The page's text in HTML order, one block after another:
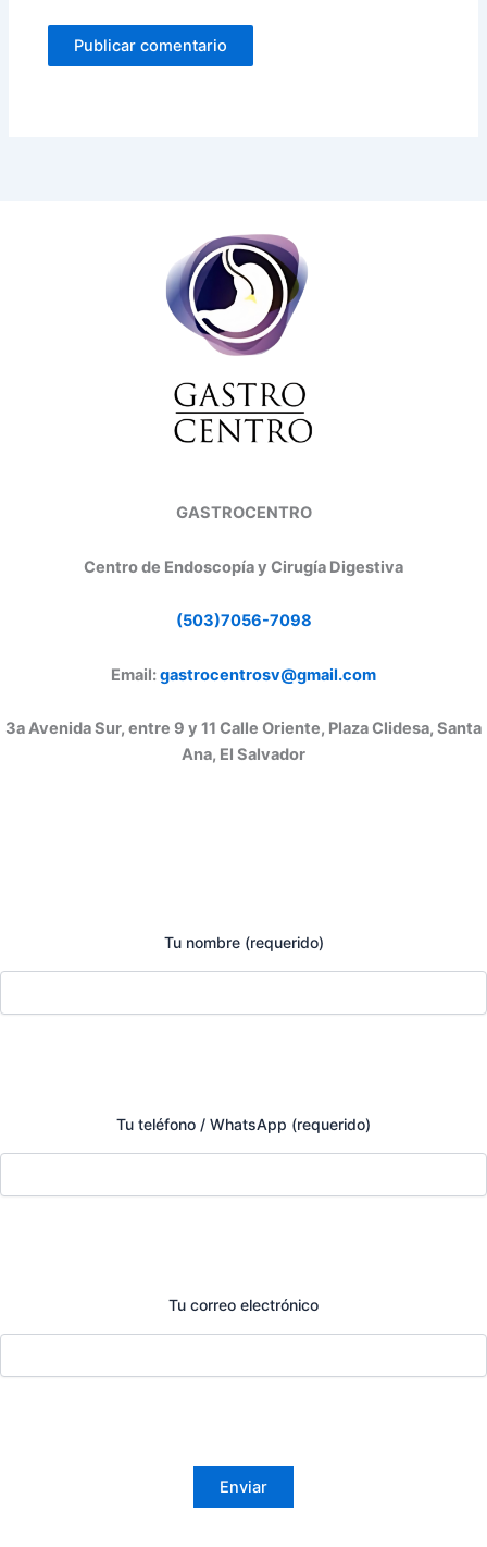
GASTROCENTRO
Centro de Endoscopía y Cirugía Digestiva
(503)7056-7098
Email:gastrocentrosv@gmail.com
3a Avenida Sur, entre 9 y 11 Calle Oriente, Plaza Clidesa, Santa
Ana, El Salvador
Tu nombre (requerido)
Tu teléfono / WhatsApp (requerido)
Tu correo electrónico